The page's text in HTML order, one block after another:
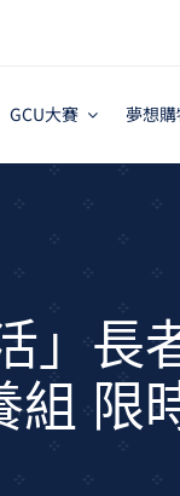
GCU大賽 夢想
」長
組 限